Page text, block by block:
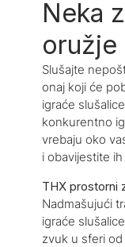
Neka
oružje
Slušajte
onaj koji će
igraće
konkurentno
vrebaju oko
i obavijestite
THX prostorni
Nadmašujući
igraće
zvuk u sferi